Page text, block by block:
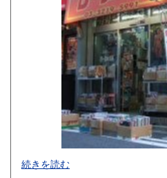
600円
600円
600円
新旧女優・アイドルのグラビア、
映画・特撮、ゲーム・アニメ古
続きを読む